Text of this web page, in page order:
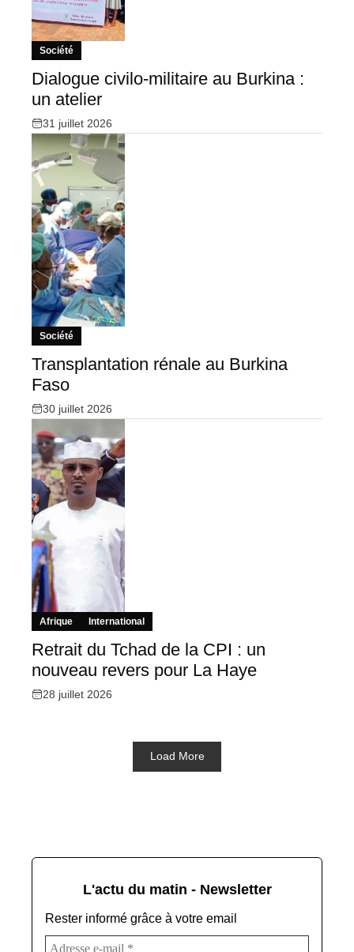
Société
Dialogue civilo-militaire au Burkina :
un atelier
31 juillet 2026
Société
Transplantation rénale au Burkina
Faso
30 juillet 2026
Afrique International
Retrait du Tchad de la CPI : un
nouveau revers pour La Haye
28 juillet 2026
Load More
L'actu du matin - Newsletter
Rester informé grâce à votre email